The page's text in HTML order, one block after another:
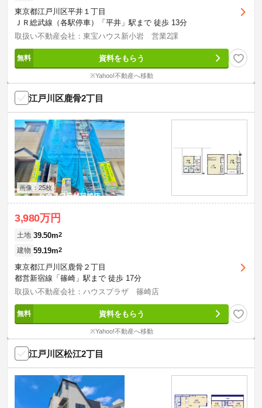
東京都江戸川区平井１丁目
ＪＲ総武線（各駅停車）「平井」駅まで 徒歩 13分
取扱い不動産会社：東宝ハウス新小岩 営業2課
資料をもらう
※Yahoo!不動産へ移動
江戸川区鹿骨2丁目
画像：25枚
3,980万円
土地 39.50m2
建物 59.19m2
東京都江戸川区鹿骨２丁目
都営新宿線「篠崎」駅まで 徒歩 17分
取扱い不動産会社：ハウスプラザ 篠崎店
資料をもらう
※Yahoo!不動産へ移動
江戸川区松江2丁目